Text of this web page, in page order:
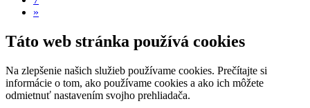
»
Táto web stránka používá cookies
Na zlepšenie našich služieb používame cookies. Prečítajte si
informácie o tom, ako používame cookies a ako ich môžete
odmietnuť nastavením svojho prehliadača.